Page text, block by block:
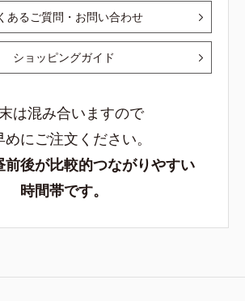
あるご質問・お問い合わせ
ショッピングガイド
は混み合いますので
めにご注文ください。
前後が比較的つながりやすい
時間帯です。